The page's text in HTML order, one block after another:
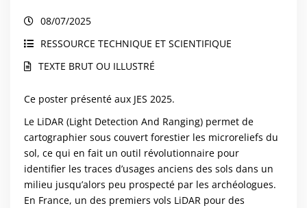
08/07/2025
RESSOURCE TECHNIQUE ET SCIENTIFIQUE
TEXTE BRUT OU ILLUSTRÉ
Ce poster présenté aux JES 2025.
Le LiDAR (Light Detection And Ranging) permet de
cartographier sous couvert forestier les microreliefs du
sol, ce qui en fait un outil révolutionnaire pour
identifier les traces d’usages anciens des sols dans un
milieu jusqu’alors peu prospecté par les archéologues.
En France, un des premiers vols LiDAR pour des